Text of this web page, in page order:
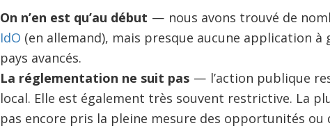
On n’en est qu’au début — nous avons trouvé de
IdO (en allemand), mais presque aucune application à
pays avancés.
La réglementation ne suit pas— l’action publique
local. Elle est également très souvent restrictive. La
pas encore pris la pleine mesure des opportunités ou